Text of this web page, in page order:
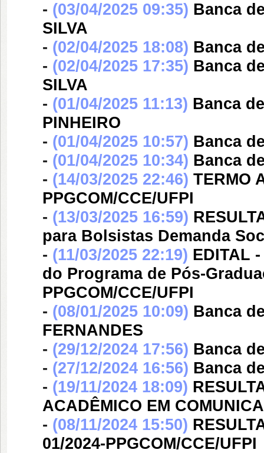
- (03/04/2025 09:35) Banca
SILVA
- (02/04/2025 18:08) Banca
- (02/04/2025 17:35) Banca
SILVA
- (01/04/2025 11:13) Banca
PINHEIRO
- (01/04/2025 10:57) Banca
- (01/04/2025 10:34) Banca
- (14/03/2025 22:46) TERMO
PPGCOM/CCE/UFPI
- (13/03/2025 16:59)
para Bolsistas Demanda
- (11/03/2025 22:19) EDITAL
do Programa de Pós-
PPGCOM/CCE/UFPI
- (08/01/2025 10:09) Banca
FERNANDES
- (29/12/2024 17:56) Banca
- (27/12/2024 16:56) Banca
- (19/11/2024 18:09)
ACADÊMICO EM
- (08/11/2024 15:50)
01/2024-PPGCOM/CCE/UFPI